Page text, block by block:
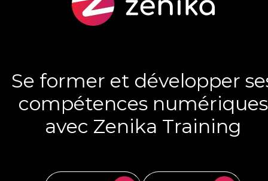
Se former et développer
compétences numériques
avec Zenika Training